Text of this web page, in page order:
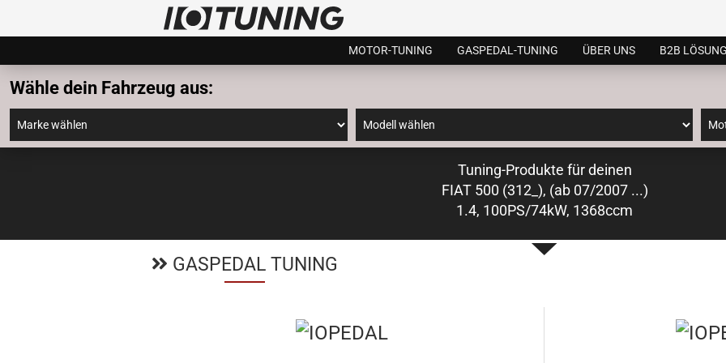
MOTOR-TUNING GASPEDAL-TUNING ÜBER UNS B2B
Wähle dein Fahrzeug aus:
Tuning-Produkte für deinen
FIAT 500 (312_), (ab 07/2007 ...)
1.4, 100PS/74kW, 1368ccm
GASPEDAL TUNING